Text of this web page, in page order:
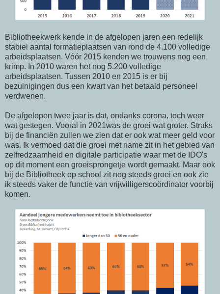
Bibliotheekwerk kende in de afgelopen jaren een redelijk
stabiel aantal formatieplaatsen van rond de 4.100 volledige
arbeidsplaatsen. Vóór 2015 kenden we trouwens nog een
krimp. In 2010 waren het nog 5.200 volledige
arbeidsplaatsen. Tussen 2010 en 2015 is er bij
bezuinigingen dus een kwart van het betaald personeel
verdwenen.
De afgelopen twee jaar is dat, ondanks corona, toch weer
wat gestegen. Vooral in 2021was de groei wat groter. Straks
bij de financiën zullen we zien dat er ook wat meer geld voor
was. Ik vermoed dat die groei met name zit in het gebied van
zelfredzaamheid en digitale participatie waar met de IDO's
op dit moment een groeisprongetje wordt gemaakt. Maar ook
bij de Bibliotheek op school zit nog steeds groei en ook zie
ik steeds vaker de functie van vrijwilligerscoördinator voorbij
komen.